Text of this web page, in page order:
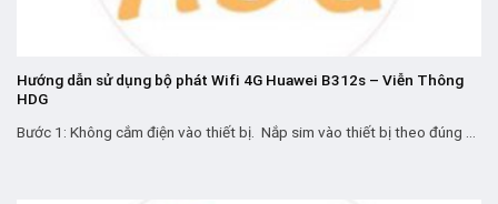
Hướng dẫn sử dụng bộ phát Wifi 4G Huawei B312s – Viễn Thông
HDG
Bước 1: Không cắm điện vào thiết bị. Nắp sim vào thiết bị theo đúng ...